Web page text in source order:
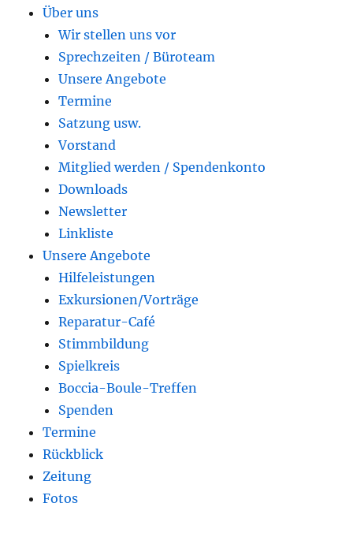
Über uns
Wir stellen uns vor
Sprechzeiten / Büroteam
Unsere Angebote
Termine
Satzung usw.
Vorstand
Mitglied werden / Spendenkonto
Downloads
Newsletter
Linkliste
Unsere Angebote
Hilfeleistungen
Exkursionen/Vorträge
Reparatur-Café
Stimmbildung
Spielkreis
Boccia-Boule-Treffen
Spenden
Termine
Rückblick
Zeitung
Fotos